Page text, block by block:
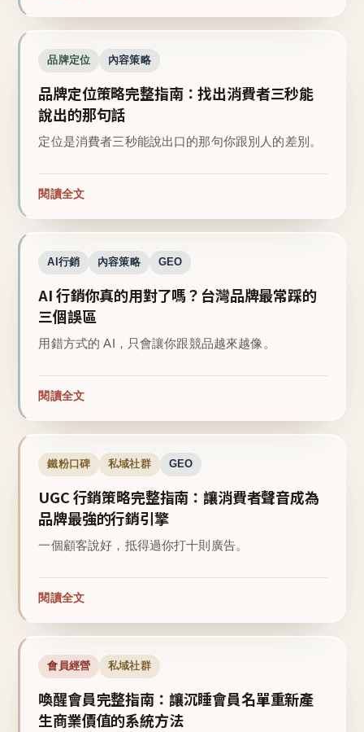
品牌定位 內容策略
品牌定位策略完整指南：找出消費者三秒能
說出的那句話
定位是消費者三秒能說出口的那句你跟別人的差別。
閱讀全文
AI行銷 內容策略 GEO
AI 行銷你真的用對了嗎？台灣品牌最常踩的
三個誤區
用錯方式的 AI，只會讓你跟競品越來越像。
閱讀全文
鐵粉口碑 私域社群 GEO
UGC 行銷策略完整指南：讓消費者聲音成為
品牌最強的行銷引擎
一個顧客說好，抵得過你打十則廣告。
閱讀全文
會員經營 私域社群
喚醒會員完整指南：讓沉睡會員名單重新產
生商業價值的系統方法